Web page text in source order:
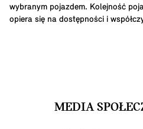
wybranym pojazdem. Kolejność
opiera się na dostępności i
MEDIA